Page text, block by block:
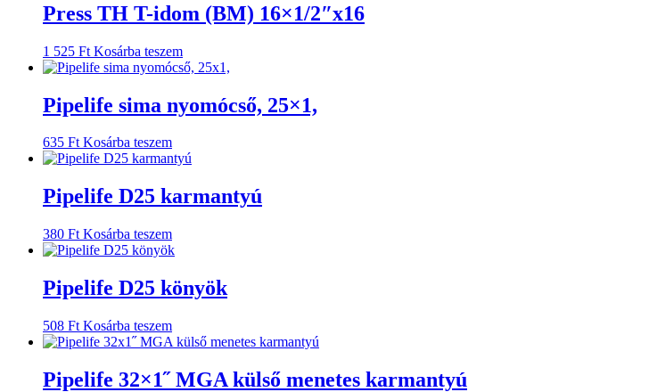
Press TH T-idom (BM) 16×1/2″x16
1 525 Ft Kosárba teszem
Pipelife sima nyomócső, 25×1,
635 Ft Kosárba teszem
Pipelife D25 karmantyú
380 Ft Kosárba teszem
Pipelife D25 könyök
508 Ft Kosárba teszem
Pipelife 32×1˝ MGA külső menetes karmantyú